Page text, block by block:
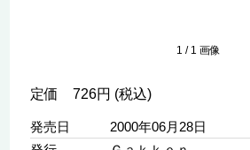
1 / 1 画像
定価 726円 (税込)
発売日
2000年06月28日